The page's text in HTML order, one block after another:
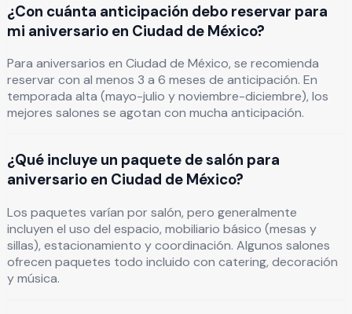
¿Con cuánta anticipación debo reservar para
mi aniversario en Ciudad de México?
Para aniversarios en Ciudad de México, se recomienda
reservar con al menos 3 a 6 meses de anticipación. En
temporada alta (mayo-julio y noviembre-diciembre), los
mejores salones se agotan con mucha anticipación.
¿Qué incluye un paquete de salón para
aniversario en Ciudad de México?
Los paquetes varían por salón, pero generalmente
incluyen el uso del espacio, mobiliario básico (mesas y
sillas), estacionamiento y coordinación. Algunos salones
ofrecen paquetes todo incluido con catering, decoración
y música.